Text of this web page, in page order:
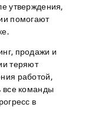
утверждения,
помогают
продажи и
теряют
работой,
все команды
в